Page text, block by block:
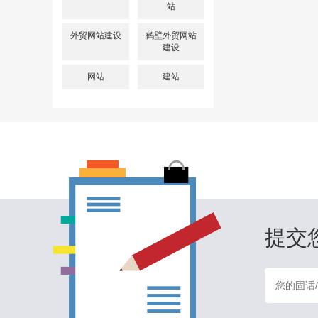
站
外贸网站建设
鹤壁外贸网站
建设
网站 建站
提交